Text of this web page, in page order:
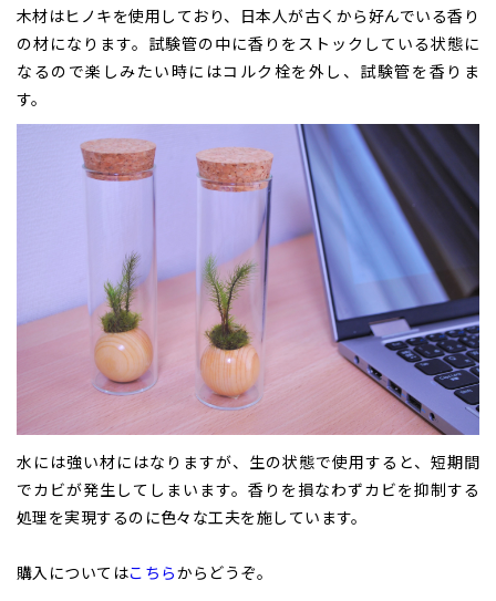
木材はヒノキを使用しており、日本人が古くから好んでいる香り
の材になります。試験管の中に香りをストックしている状態に
なるので楽しみたい時にはコルク栓を外し、試験管を香りま
す。
水には強い材にはなりますが、生の状態で使用すると、短期間
でカビが発生してしまいます。香りを損なわずカビを抑制する
処理を実現するのに色々な工夫を施しています。
購入についてはこちらからどうぞ。